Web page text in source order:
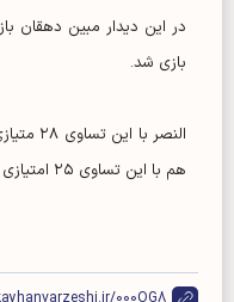
بازی شد.
النصر
هم با این تساوی ۲۵ امتیازی شد و در رده چهارم ماند.